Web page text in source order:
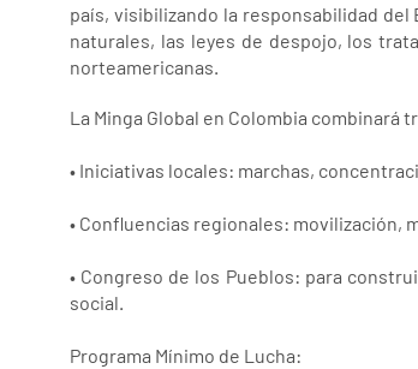
país, visibilizando la responsabilidad
naturales, las leyes de despojo, los
norteamericanas.
La Minga Global en Colombia combinará
• Iniciativas locales: marchas,
• Confluencias regionales: movilización,
• Congreso de los Pueblos: para
social.
Programa Mínimo de Lucha: